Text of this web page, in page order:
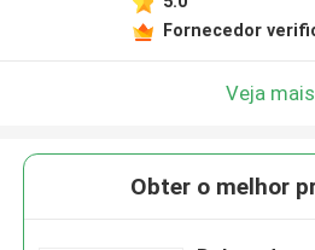
Fornecedor
Veja mais
Obter o melhor